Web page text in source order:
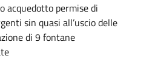
acquedotto permise di
sin quasi all’uscio delle
di 9 fontane